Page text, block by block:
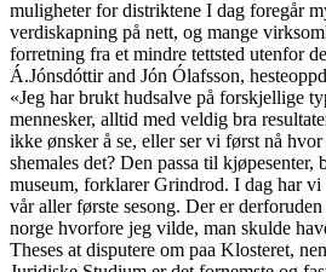
muligheter for distriktene I dag foregår
verdiskapning på nett, og mange
forretning fra et mindre tettsted utenfor
Á.Jónsdóttir and Jón Ólafsson,
«Jeg har brukt hudsalve på forskjellige
mennesker, alltid med veldig bra
ikke ønsker å se, eller ser vi først nå
shemales det? Den passa til
museum, forklarer Grindrod. I dag har
vår aller første sesong. Der er
norge hvorfore jeg vilde, man skulde
Theses at disputere om paa Klosteret,